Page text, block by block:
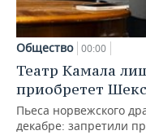
Общество 00:00
Театр Камала
приобретет
Пьеса норвежского
декабре: запретили